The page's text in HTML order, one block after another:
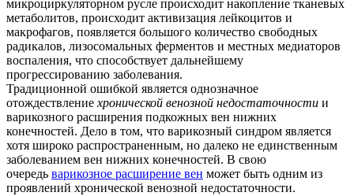
микроциркуляторном русле происходит накопление тканевых
метаболитов, происходит активизация лейкоцитов и
макрофагов, появляется большого количество свободных
радикалов, лизосомальных ферментов и местных медиаторов
воспаления, что способствует дальнейшему
прогрессированию заболевания.
Традиционной ошибкой является однозначное
отождествление хронической венозной недостаточности и
варикозного расширения подкожных вен нижних
конечностей. Дело в том, что варикозный синдром является
хотя широко распространенным, но далеко не единственным
заболеванием вен нижних конечностей. В свою
очередь варикозное расширение вен может быть одним из
проявлений хронической венозной недостаточности.